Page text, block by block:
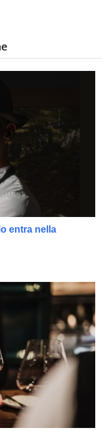
entra nella